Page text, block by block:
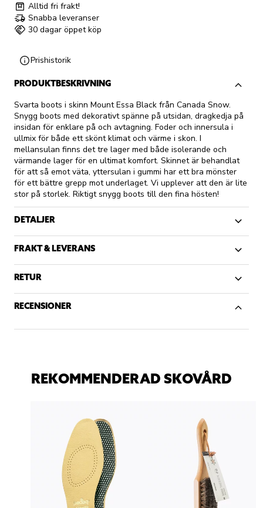
Alltid fri frakt!
Snabba leveranser
30 dagar öppet köp
Prishistorik
PRODUKTBESKRIVNING
Svarta boots i skinn Mount Essa Black från Canada Snow.
Snygg boots med dekorativt spänne på utsidan, dragkedja på
insidan för enklare på och avtagning. Foder och innersula i
ullmix för både ett skönt klimat och värme i skon. I
mellansulan finns det tre lager med både isolerande och
värmande lager för en ultimat komfort. Skinnet är behandlat
för att så emot väta, yttersulan i gummi har ett bra mönster
för ett bättre grepp mot underlaget. Vi upplever att den är lite
stor på storlek. Riktigt snygg boots till den fina hösten!
DETALJER
FRAKT & LEVERANS
RETUR
RECENSIONER
REKOMMENDERAD SKOVÅRD